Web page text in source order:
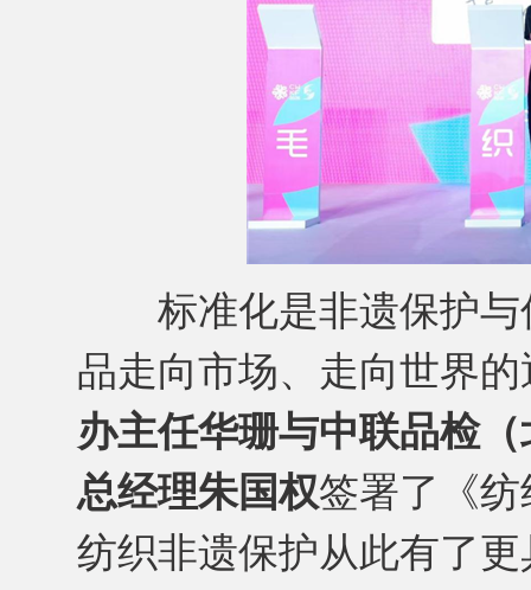
标准化是非遗保护与
品走向市场、走向世界
办主任华珊与中联品检
总经理朱国权签署了《
纺织非遗保护从此有了